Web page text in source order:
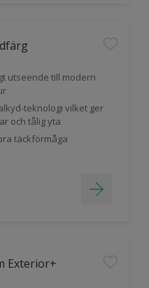
utseende till modern
teknologi vilket ger
och tålig yta
täckförmåga
Exterior+